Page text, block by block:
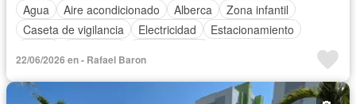
Agua
Aire acondicionado Alberca
Zona infantil
Caseta de vigilancia
Electricidad
Estacionamiento
22/06/2026 en - Rafael Baron